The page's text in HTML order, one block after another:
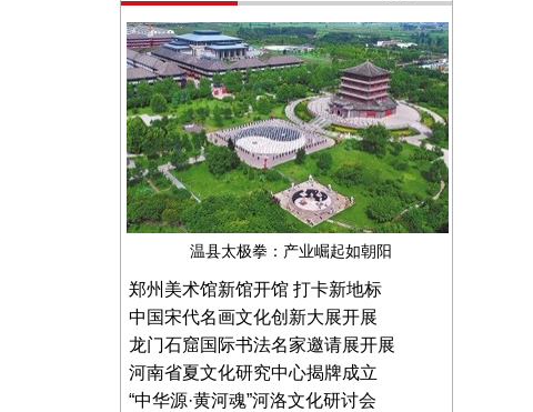
温县太极拳：产业崛起如朝阳
郑州美术馆新馆开馆 打卡新地标
中国宋代名画文化创新大展开展
龙门石窟国际书法名家邀请展开展
河南省夏文化研究中心揭牌成立
“中华源·黄河魂”河洛文化研讨会